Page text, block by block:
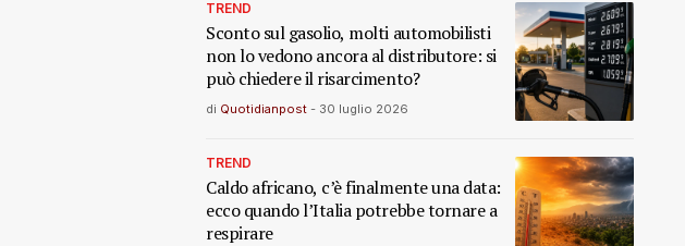
TREND
Sconto sul gasolio, molti automobilisti
non lo vedono ancora al distributore: si
può chiedere il risarcimento?
di Quotidianpost - 30 luglio 2026
TREND
Caldo africano, c’è finalmente una data:
ecco quando l’Italia potrebbe tornare a
respirare